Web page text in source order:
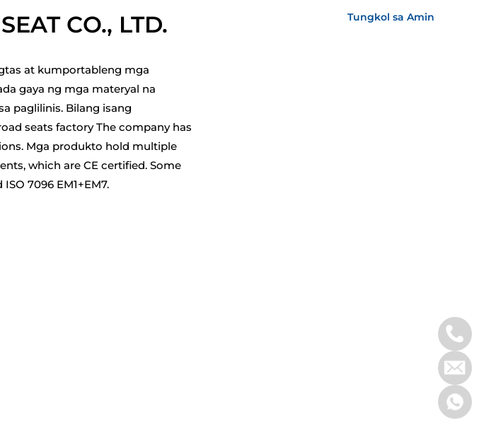
Tungkol sa Amin
CO., LTD.
at kumportableng mga
gaya ng mga materyal na
paglilinis. Bilang isang
seats factoryThe company has
Mga produkto hold multiple
which are CE certified. Some
7096 EM1+EM7.